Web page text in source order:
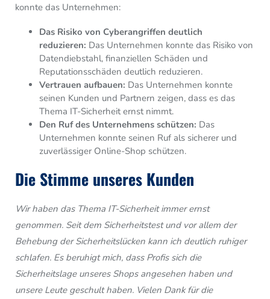
konnte das Unternehmen:
Das Risiko von Cyberangriffen deutlich
reduzieren: Das Unternehmen konnte das Risiko von
Datendiebstahl, finanziellen Schäden und
Reputationsschäden deutlich reduzieren.
Vertrauen aufbauen: Das Unternehmen konnte
seinen Kunden und Partnern zeigen, dass es das
Thema IT-Sicherheit ernst nimmt.
Den Ruf des Unternehmens schützen: Das
Unternehmen konnte seinen Ruf als sicherer und
zuverlässiger Online-Shop schützen.
Die Stimme unseres Kunden
Wir haben das Thema IT-Sicherheit immer ernst
genommen. Seit dem Sicherheitstest und vor allem der
Behebung der Sicherheitslücken kann ich deutlich ruhiger
schlafen. Es beruhigt mich, dass Profis sich die
Sicherheitslage unseres Shops angesehen haben und
unsere Leute geschult haben. Vielen Dank für die